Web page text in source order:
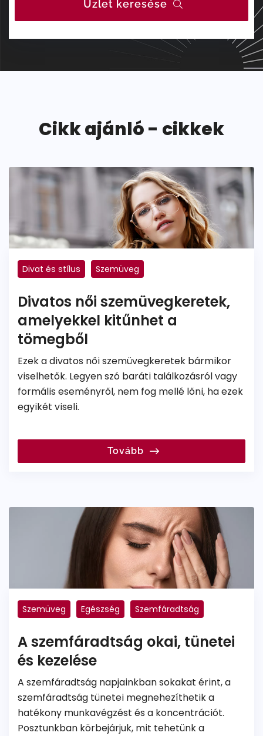
Üzlet keresése
Cikk ajánló - cikkek
Divat és stílus Szemüveg
Divatos női szemüvegkeretek,
amelyekkel kitűnhet a
tömegből
Ezek a divatos női szemüvegkeretek bármikor
viselhetők. Legyen szó baráti találkozásról vagy
formális eseményről, nem fog mellé lőni, ha ezek
egyikét viseli.
Tovább
Szemüveg Egészség Szemfáradtság
A szemfáradtság okai, tünetei
és kezelése
A szemfáradtság napjainkban sokakat érint, a
szemfáradtság tünetei megnehezíthetik a
hatékony munkavégzést és a koncentrációt.
Posztunkban körbejárjuk, mit tehetünk a